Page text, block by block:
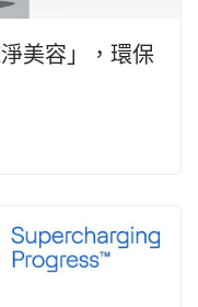
美容」，環保